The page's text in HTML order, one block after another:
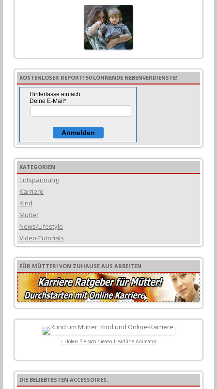
:KOSTENLOSER REPORT! 50 LOHNENDE NEBENVERDIENSTE!
Hinterlasse einfach
Deine E-Mail*
Anmelden
KATEGORIEN
Entspannung
Karriere
Kind
Mutter
News/Lifestyle
Video-Tutorials
FÜR MÜTTER! VON ZUHAUSE AUS ARBEITEN
↑ Holen Sie sich diesen Headline Animator
DIE BELIEBTESTEN ACCESSOIRES.